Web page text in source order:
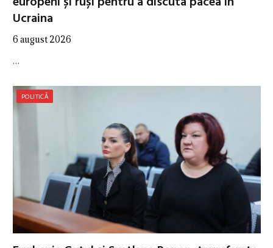
Ucraina
6 august 2026
…
POLITICĂ